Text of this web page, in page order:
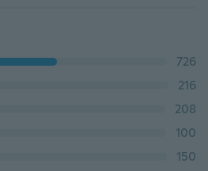
726
216
208
100
150